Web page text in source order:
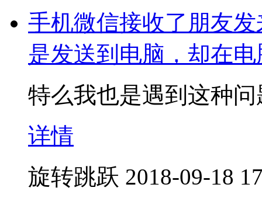
手机微信接收了朋友
是发送到电脑，却在
特么我也是遇到这种
详情
旋转跳跃 2018-09-18